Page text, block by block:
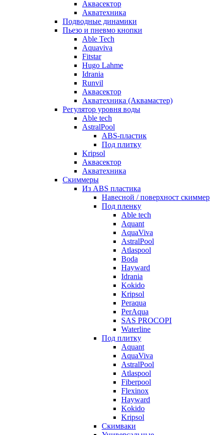
Аквасектор
Акватехника
Подводные динамики
Пьезо и пневмо кнопки
Able Tech
Aquaviva
Fitstar
Hugo Lahme
Idrania
Runvil
Аквасектор
Акватехника (Аквамастер)
Регулятор уровня воды
Able tech
AstralPool
ABS-пластик
Под плитку
Kripsol
Аквасектор
Акватехника
Скиммеры
Из ABS пластика
Навесной / поверхност скиммер
Под пленку
Able tech
Aquant
AquaViva
AstralPool
Atlaspool
Boda
Hayward
Idrania
Kokido
Kripsol
Peraqua
PerAqua
SAS PROCOPI
Waterline
Под плитку
Aquant
AquaViva
AstralPool
Atlaspool
Fiberpool
Flexinox
Hayward
Kokido
Kripsol
Скимваки